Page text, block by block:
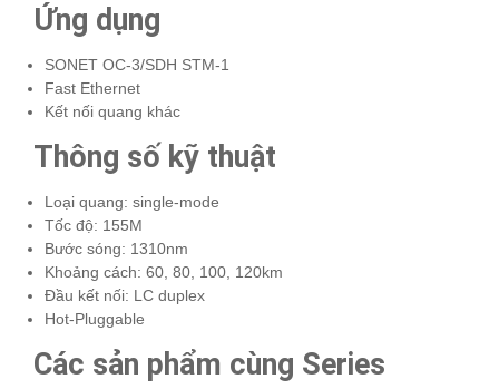
Ứng dụng
SONET OC-3/SDH STM-1
Fast Ethernet
Kết nối quang khác
Thông số kỹ thuật
Loại quang: single-mode
Tốc độ: 155M
Bước sóng: 1310nm
Khoảng cách: 60, 80, 100, 120km
Đầu kết nối: LC duplex
Hot-Pluggable
Các sản phẩm cùng Series